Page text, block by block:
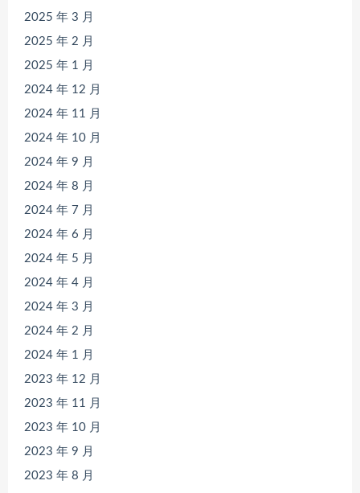
2025 年 3 月
2025 年 2 月
2025 年 1 月
2024 年 12 月
2024 年 11 月
2024 年 10 月
2024 年 9 月
2024 年 8 月
2024 年 7 月
2024 年 6 月
2024 年 5 月
2024 年 4 月
2024 年 3 月
2024 年 2 月
2024 年 1 月
2023 年 12 月
2023 年 11 月
2023 年 10 月
2023 年 9 月
2023 年 8 月